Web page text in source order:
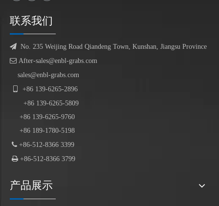
联系我们
 No. 235 Weijing Road Qiandeng Town, Kunshan, Jiangsu Province
 After-sales@enbl-grabs.com
sales@enbl-grabs.com
+86 139-6265-2896
+86 139-6265-5809
+86 139-6265-9760
+86 189-1780-5198
 +86-512-8366 3399
 +86-512-8366 3799
产品展示